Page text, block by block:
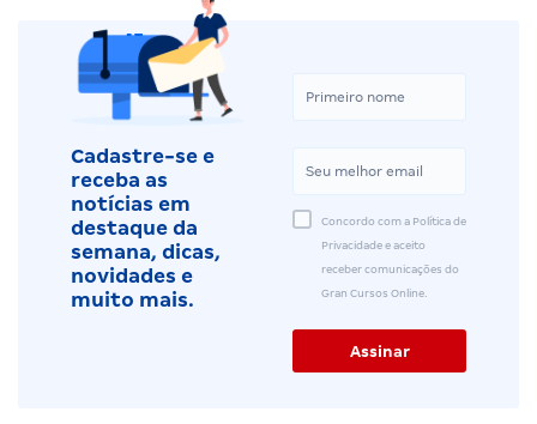
Cadastre-se e
receba as
notícias em
destaque da
semana, dicas,
novidades e
muito mais.
Concordo com a Política de
Privacidade e aceito
receber comunicações do
Gran Cursos Online.